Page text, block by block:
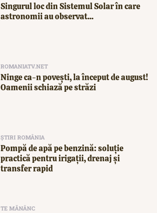
Singurul loc din Sistemul Solar în care
astronomii au observat...
ROMANIATV.NET
Ninge ca-n povești, la început de august!
Oamenii schiază pe străzi
ȘTIRI ROMÂNIA
Pompă de apă pe benzină: soluție
practică pentru irigații, drenaj și
transfer rapid
TE MĂNÂNC